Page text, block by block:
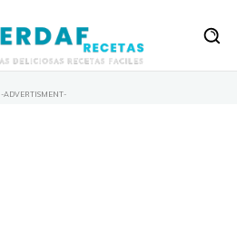
-ADVERTISMENT-